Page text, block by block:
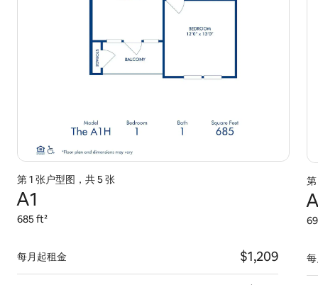
第 1 张户型图，共 5 张
A1
685 ft²
每月起租金 $1,209